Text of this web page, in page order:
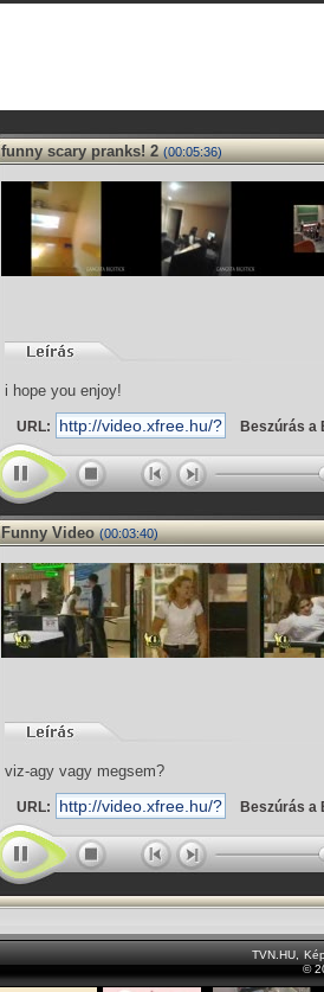
funny scary pranks! 2 (00:05:36)
i hope you enjoy!
URL: Beszúrás a
Funny Video (00:03:40)
viz-agy vagy megsem?
URL: Beszúrás a
TVN.HU
©